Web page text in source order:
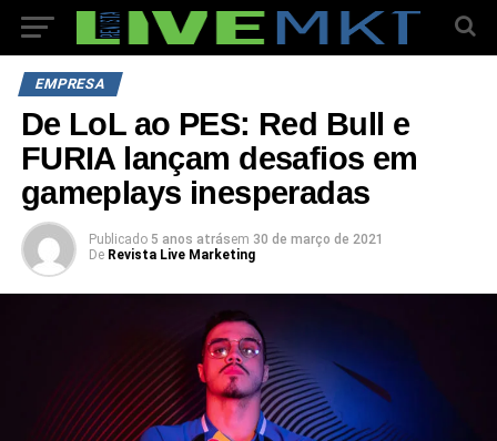
EMPRESA
De LoL ao PES: Red Bull e
FURIA lançam desafios em
gameplays inesperadas
Publicado 5 anos atrásem 30 de março de 2021
De Revista Live Marketing